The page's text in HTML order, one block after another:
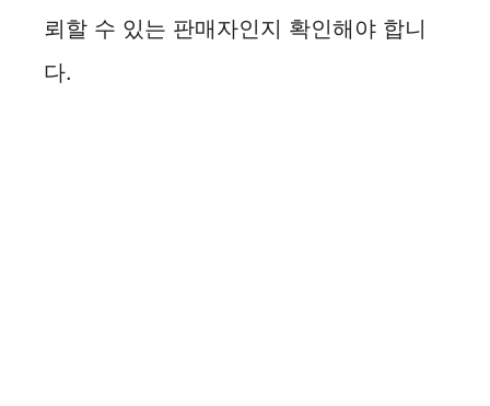
뢰할 수 있는 판매자인지 확인해야 합니
다.